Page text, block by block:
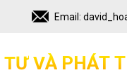
Email:
TƯ VÀ PHÁT T